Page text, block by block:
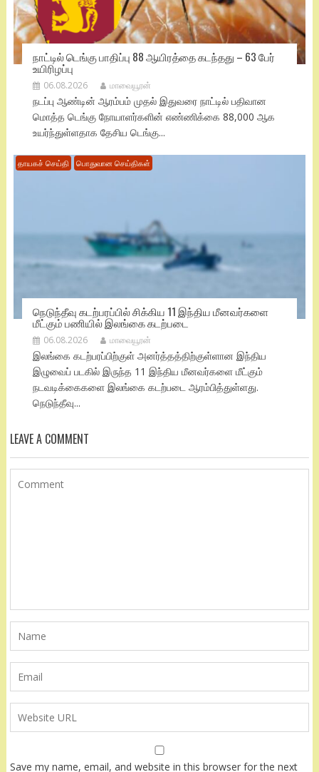
நாட்டில் டெங்கு பாதிப்பு 88 ஆயிரத்தை கடந்தது – 63 பேர்
உயிரிழப்பு
06.08.2026 மாவையூரன்
நடப்பு ஆண்டின் ஆரம்பம் முதல் இதுவரை நாட்டில் பதிவான
மொத்த டெங்கு நோயாளர்களின் எண்ணிக்கை 88,000 ஆக
உயர்ந்துள்ளதாக தேசிய டெங்கு...
தாயகச் செய்தி பொதுவான செய்திகள்
நெடுந்தீவு கடற்பரப்பில் சிக்கிய 11 இந்திய மீனவர்களை
மீட்கும் பணியில் இலங்கை கடற்படை
06.08.2026 மாவையூரன்
இலங்கை கடற்பரப்பிற்குள் அனர்த்தத்திற்குள்ளான இந்திய
இழுவைப் படகில் இருந்த 11 இந்திய மீனவர்களை மீட்கும்
நடவடிக்கைகளை இலங்கை கடற்படை ஆரம்பித்துள்ளது.
நெடுந்தீவு...
LEAVE A COMMENT
Save my name, email, and website in this browser for the next